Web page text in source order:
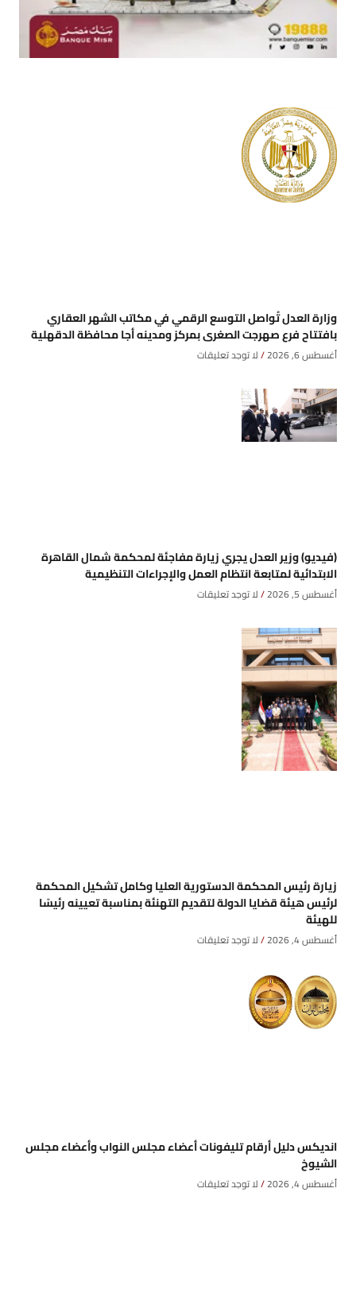
وزارة العدل تُواصل التوسع الرقمي في مكاتب الشهر العقاري
بافتتاح فرع صهرجت الصغرى بمركز ومدينه أجا محافظة الدقهلية
أغسطس 6, 2026 لا توجد تعليقات
(فيديو) وزير العدل يجري زيارة مفاجئة لمحكمة شمال القاهرة
الابتدائية لمتابعة انتظام العمل والإجراءات التنظيمية
أغسطس 5, 2026 لا توجد تعليقات
زيارة رئيس المحكمة الدستورية العليا وكامل تشكيل المحكمة
لرئيس هيئة قضايا الدولة لتقديم التهنئة بمناسبة تعيينه رئيسًا
للهيئة
أغسطس 4, 2026 لا توجد تعليقات
انديكس دليل أرقام تليفونات أعضاء مجلس النواب وأعضاء مجلس
الشيوخ
أغسطس 4, 2026 لا توجد تعليقات